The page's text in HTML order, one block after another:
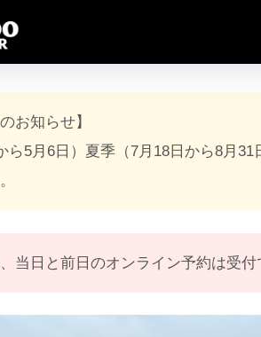
お知らせ】
ら5月6日）夏季（7月18日から8月
当日と前日のオンライン予約は受付